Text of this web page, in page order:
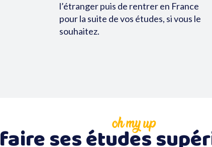
l’étranger puis de rentrer en France
pour la suite de vos études, si vous le
souhaitez.
oh my up
ses études